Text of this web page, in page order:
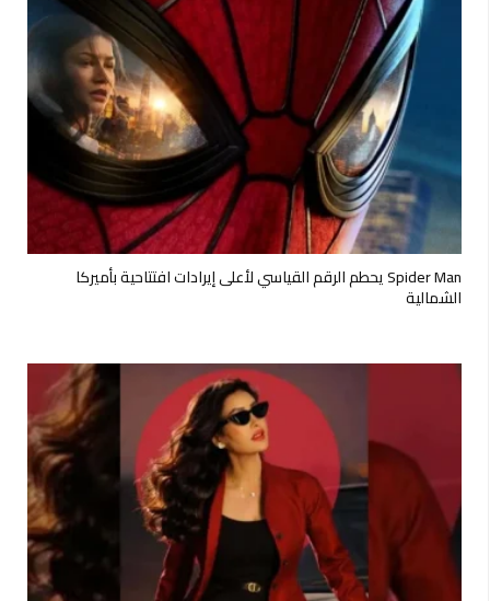
Spider Man يحطم الرقم القياسي لأعلى إيرادات افتتاحية بأميركا
الشمالية